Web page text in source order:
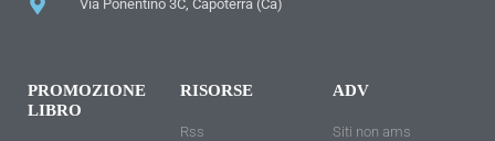
Via Ponentino 3C, Capoterra (Ca)
PROMOZIONE
LIBRO
RISORSE
Rss
ADV
Siti non ams